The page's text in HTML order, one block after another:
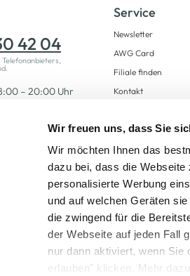
Wir freuen uns, dass Sie
Wir möchten Ihnen das
dazu bei, dass die
personalisierte Werbung
und auf welchen Geräten
die zwingend für die
der Webseite auf jeden Fall
nur dann aktiviert, wenn Sie
erlauben" klicken. Mehr
42 04
– 20:00 Uhr
Service
Newsletter
AWG Card
Filiale finden
Kontakt
Alle Preise inkl.